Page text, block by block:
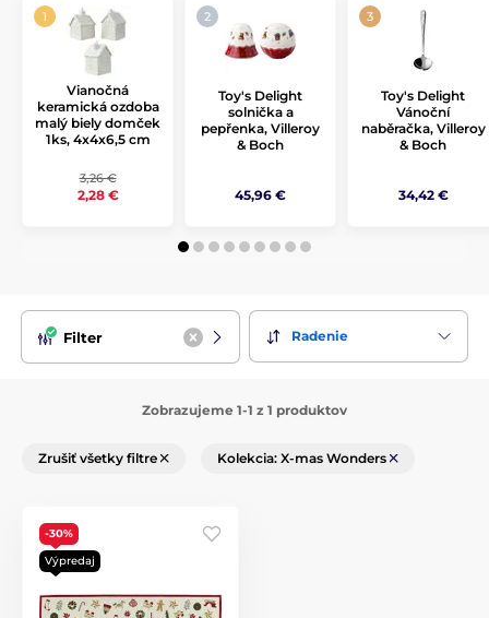
Vianočná
keramická ozdoba
malý biely domček
1ks, 4x4x6,5 cm
3,26 €
2,28 €
Toy's Delight
solnička a
pepřenka, Villeroy
& Boch
45,96 €
Toy's Delight
Vánoční
naběračka, Villeroy
& Boch
34,42 €
Filter Radenie
Zobrazujeme 1-1 z 1 produktov
Zrušiť všetky filtre Kolekcia: X-mas Wonders
-30%
Výpredaj